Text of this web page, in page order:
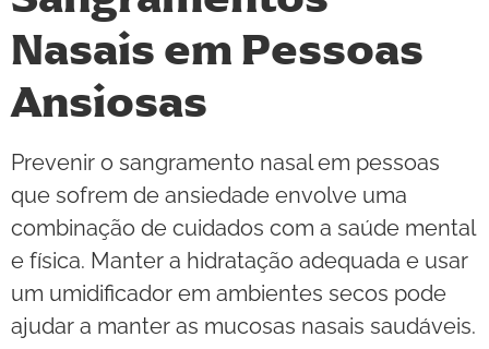
Nasais em Pessoas
Ansiosas
Prevenir o sangramento nasal em pessoas
que sofrem de ansiedade envolve uma
combinação de cuidados com a saúde mental
e física. Manter a hidratação adequada e usar
um umidificador em ambientes secos pode
ajudar a manter as mucosas nasais saudáveis.